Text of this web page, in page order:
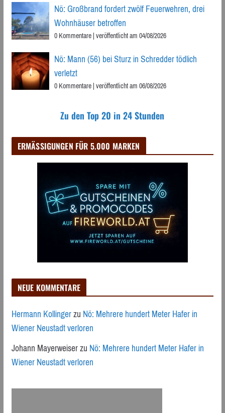
Nö: Großbrand fordert zwölf Feuerwehren, drei
Wohnhäuser betroffen
0 Kommentare|veröffentlicht am 04/08/2026
Nö: Mann (56) bei Sturz in Schredder tödlich
verletzt
0 Kommentare|veröffentlicht am 06/08/2026
Zu den Top 20 in 24 Stunden
ERMÄSSIGUNGEN FÜR 5.000 MARKEN
NEUE KOMMENTARE
Hermann KollingerzuNö: Mehrere hundert Meter Hafer in
Wiener Neustadt verloren
Johann MayerweiserzuNö: Mehrere hundert Meter Hafer in
Wiener Neustadt verloren